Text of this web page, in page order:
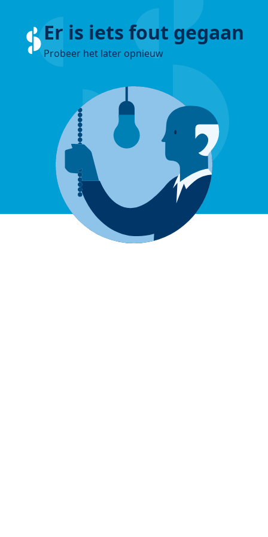
Er is iets fout gegaan
Probeer het later opnieuw